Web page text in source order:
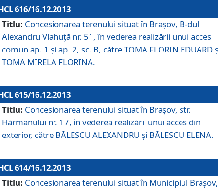
616/16.12.2013
Titlu: Concesionarea terenului situat în Braşov, B-dul
Alexandru Vlahuţă nr. 51, în vederea realizării unui acces
comun ap. 1 şi ap. 2, sc. B, către TOMA FLORIN EDUARD
TOMA MIRELA FLORINA.
615/16.12.2013
Titlu: Concesionarea terenului situat în Braşov, str.
Hărmanului nr. 17, în vederea realizării unui acces din
exterior, către BĂLESCU ALEXANDRU şi BĂLESCU ELENA.
614/16.12.2013
Titlu: Concesionarea terenului situat în Municipiul